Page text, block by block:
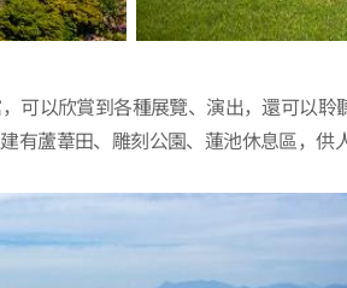
可以欣賞到各種展覽、演出，還可以
蘆葦田、雕刻公園、蓮池休息區，供